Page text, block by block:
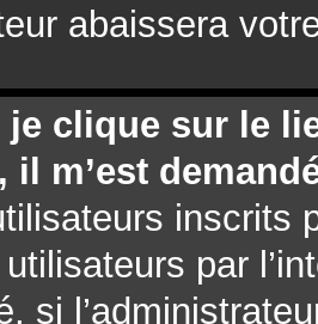
abaissera
clique sur le
il m’est
inscrits
par
si